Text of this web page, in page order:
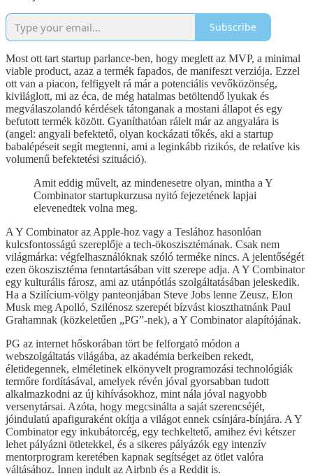
Subscribe
Most ott tart startup parlance-ben, hogy meglett az MVP, a minimal
viable product, azaz a termék fapados, de manifeszt verziója. Ezzel
ott van a piacon, felfigyelt rá már a potenciális vevőközönség,
kiviláglott, mi az éca, de még hatalmas betöltendő lyukak és
megválaszolandó kérdések tátonganak a mostani állapot és egy
befutott termék között. Gyaníthatóan rálelt már az angyalára is
(angel: angyali befektető, olyan kockázati tőkés, aki a startup
babalépéseit segít megtenni, ami a leginkább rizikós, de relatíve kis
volumenű befektetési szituáció).
Amit eddig művelt, az mindenesetre olyan, mintha a Y
Combinator startupkurzusa nyitó fejezetének lapjai
elevenedtek volna meg.
A Y Combinator az Apple-hoz vagy a Teslához hasonlóan
kulcsfontosságú szereplője a tech-ökoszisztémának. Csak nem
világmárka: végfelhasználóknak szóló terméke nincs. A jelentőségét
ezen ökoszisztéma fenntartásában vitt szerepe adja. A Y Combinator
egy kulturális fárosz, ami az utánpótlás szolgáltatásában jeleskedik.
Ha a Szilícium-völgy panteonjában Steve Jobs lenne Zeusz, Elon
Musk meg Apolló, Szilénosz szerepét bízvást kioszthatnánk Paul
Grahamnak (közkeletűen „PG”-nek), a Y Combinator alapítójának.
PG az internet hőskorában tört be felforgató módon a
webszolgáltatás világába, az akadémia berkeiben rekedt,
életidegennek, elméletinek elkönyvelt programozási technológiák
termőre fordításával, amelyek révén jóval gyorsabban tudott
alkalmazkodni az új kihívásokhoz, mint nála jóval nagyobb
versenytársai. Azóta, hogy megcsinálta a saját szerencséjét,
jóindulatú apafiguraként okítja a világot ennek csínjára-bínjára. A Y
Combinator egy inkubátorcég, egy techkeltető, amihez évi kétszer
lehet pályázni ötletekkel, és a sikeres pályázók egy intenzív
mentorprogram keretében kapnak segítséget az ötlet valóra
váltásához. Innen indult az Airbnb és a Reddit is.